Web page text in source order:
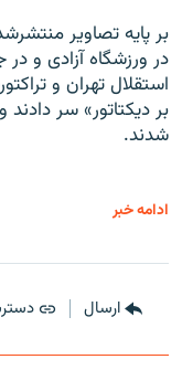
بر پایه تصاویر
در ورزشگاه آزادی و
استقلال تهران و
بر دیکتاتور» سر دادند
شدند.
ادامه خبر
ارسال